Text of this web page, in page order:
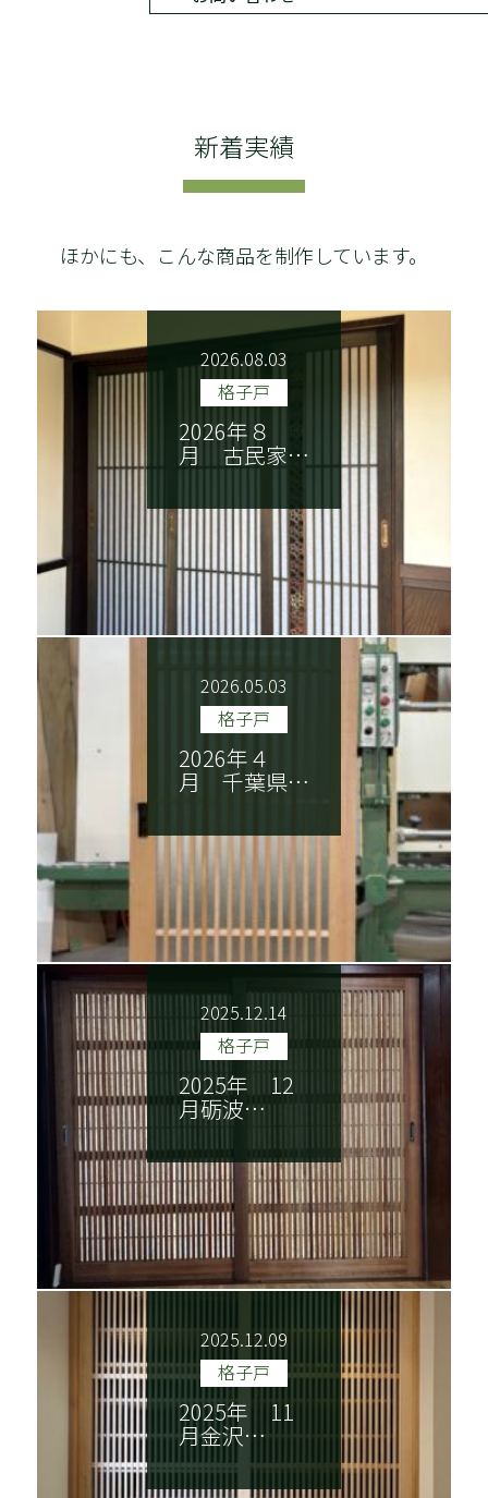
ごあいさつ
木香美・服部とは 商品紹介
施工実績 納品までの流れ
技巧紹介
特定商取引法に基づく表記
新着実績
ほかにも、こんな商品を制作しています。
2026.08.03
格子戸
2026年８
月 古民家…
2026.05.03
格子戸
2026年４
月 千葉県…
2025.12.14
格子戸
2025年 12
月砺波…
2025.12.09
格子戸
2025年 11
月金沢…